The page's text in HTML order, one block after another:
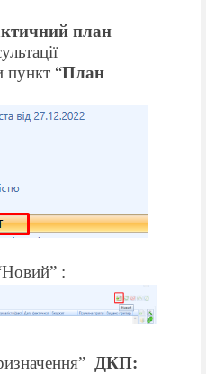
ий план
пункт “План
:
ДКП: